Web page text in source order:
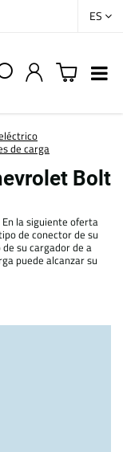
ES
de carga
Bolt
la siguiente oferta
de conector de su
su cargador de a
puede alcanzar su